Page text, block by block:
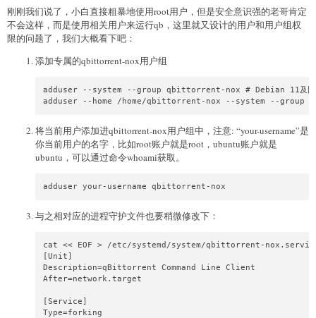
刚刚我们说了，小白直接粗暴地使用root用户，但是安全意识强的老哥肯定
不会这样，而是使用相关用户来运行qb，这里就又设计的用户和用户组权
限的问题了，我们大概看下吧：
添加专属的qbittorrent-nox用户组
adduser --system --group qbittorrent-nox # Debian 11及旧
adduser --home /home/qbittorrent-nox --system --group
将当前用户添加进qbittorrent-nox用户组中，注意: “your-username”是
你当前用户的名字，比如root账户就是root，ubuntu账户就是
ubuntu，可以通过命令whoami获取。
adduser your-username qbittorrent-nox
与之相对应的进程守护文件也要稍微修改下：
cat << EOF > /etc/systemd/system/qbittorrent-
[Unit]
Description=qBittorrent Command Line Client
After=network.target
[Service]
Type=forking